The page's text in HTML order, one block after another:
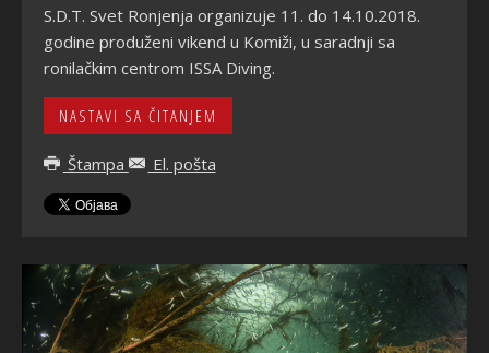
S.D.T. Svet Ronjenja organizuje 11. do 14.10.2018.
godine produženi vikend u Komiži, u saradnji sa
ronilačkim centrom ISSA Diving.
NASTAVI SA ČITANJEM
Štampa El. pošta